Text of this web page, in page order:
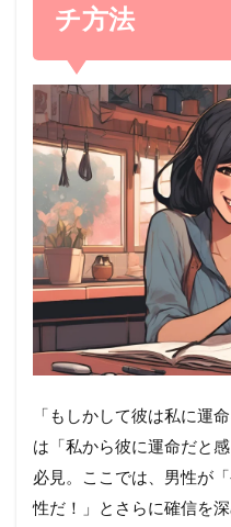
チ方法
「もしかして彼は私に運
は「私から彼に運命だと
必見。ここでは、男性が
性だ！」とさらに確信を